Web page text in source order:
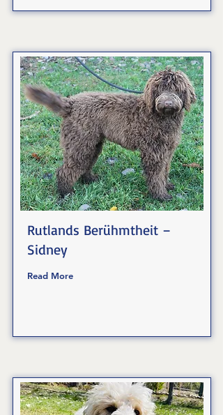
Rutlands Berühmtheit –
Sidney
Read More